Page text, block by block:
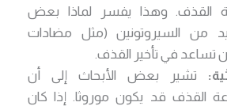
القذف. وهذا يفسر لماذا بعض
من السيروتونين (مثل مضادات
تساعد في تأخير القذف.
تشير بعض الأبحاث إلى أن
القذف قد يكون موروثا. إذا كان